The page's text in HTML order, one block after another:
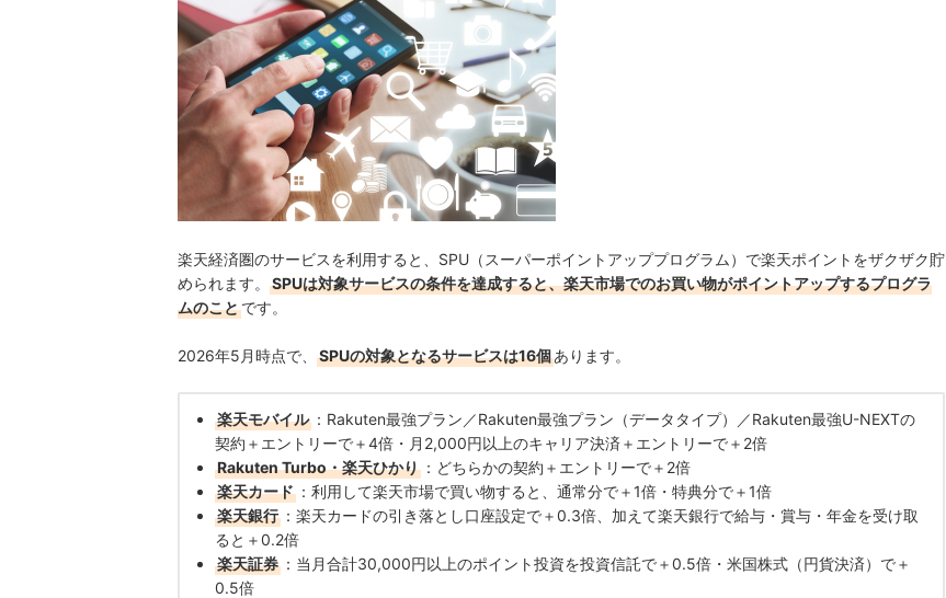
STEP3：楽天カードの引き落とし口座を、楽天銀行に設定する
STEP4：楽天ペイを設定して、楽天カードと紐づける
楽天経済圏のサービスを利用すると、SPU（スーパーポイントアッププログラム）で楽天ポイントをザクザク貯
められます。
SPUは対象サービスの条件を達成すると、楽天市場でのお買い物がポイントアップするプログラ
ムのことです。
2026年5月時点で、 SPUの対象となるサービスは16個あります。
楽天モバイル ：Rakuten最強プラン／Rakuten最強プラン（データタイプ）／Rakuten最強U-NEXTの
契約＋エントリーで＋4倍・月2,000円以上のキャリア決済＋エントリーで＋2倍
Rakuten Turbo・楽天ひかり ：どちらかの契約＋エントリーで＋2倍
楽天カード ：利用して楽天市場で買い物すると、通常分で＋1倍・特典分で＋1倍
楽天銀行 ：楽天カードの引き落とし口座設定で＋0.3倍、加えて楽天銀行で給与・賞与・年金を受け取
ると＋0.2倍
楽天証券 ：当月合計30,000円以上のポイント投資を投資信託で＋0.5倍・米国株式（円貨決済）で＋
0.5倍